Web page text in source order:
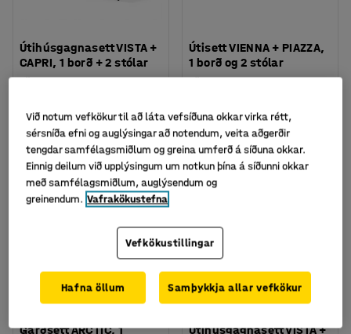
Útihúsgagnasett VISTA +
CAPRI, 1 borð + 2 stólar
Vörunr.:131961
77.034
Með VSK
KAUPA
Útisett VIENNA + PIAZZA,
1 borð og 2 stólar
Vörunr.:131431
82.792
Með VSK
KAUPA
Pakki
Nýtt
Garðsett ARCTIC, 1
Pakki
Útihúsgagnasett VISTA +
Við notum vefkökur til að láta vefsíðuna okkar virka rétt,
sérsníða efni og auglýsingar að notendum, veita aðgerðir
tengdar samfélagsmiðlum og greina umferð á síðuna okkar.
Einnig deilum við upplýsingum um notkun þína á síðunni okkar
með samfélagsmiðlum, auglýsendum og
greinendum. Vafrakökustefna
Vefkökustillingar
Hafna öllum Samþykkja allar vefkökur